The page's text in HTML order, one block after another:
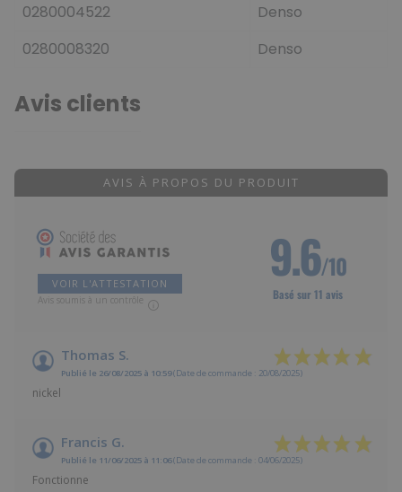
0280004522
Denso
0280008320
Denso
Avis clients
AVIS À PROPOS DU PRODUIT
VOIR L'ATTESTATION
Avis soumis à un contrôle
9.6/10
Basé sur 11 avis
Thomas S.
Publié le 26/08/2025 à 10:59(Date de commande : 20/08/2025)
nickel
Francis G.
Publié le 11/06/2025 à 11:06(Date de commande : 04/06/2025)
Fonctionne